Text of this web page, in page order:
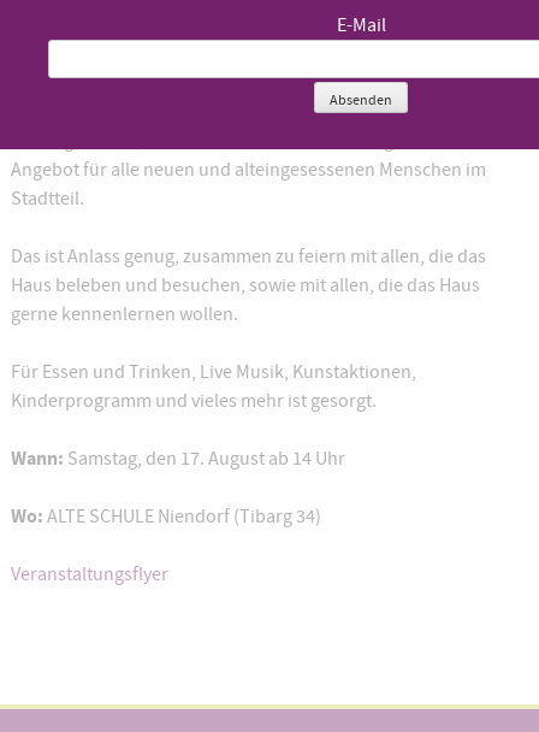
Seit über zwei Jahren gibt es dass Begegnungszentrum ALTE
SCHULE NIENDORF mit seinen Café MITTENMANG und mit einem
Angebot für alle neuen und alteingesessenen Menschen im
Stadtteil.
Das ist Anlass genug, zusammen zu feiern mit allen, die das
Haus beleben und besuchen, sowie mit allen, die das Haus
gerne kennenlernen wollen.
Für Essen und Trinken, Live Musik, Kunstaktionen,
Kinderprogramm und vieles mehr ist gesorgt.
Wann: Samstag, den 17. August ab 14 Uhr
Wo: ALTE SCHULE Niendorf (Tibarg 34)
Veranstaltungsflyer
E-Mail
Absenden